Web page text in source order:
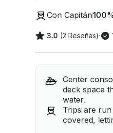
Con Capitán100
3.0 (2 Reseñas)·
Center
deck space
water.
Trips are
covered,